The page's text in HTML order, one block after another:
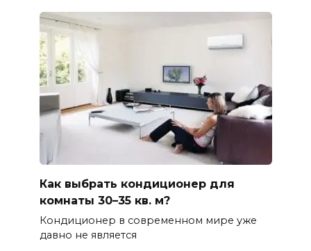
Как выбрать кондиционер для
комнаты 30–35 кв. м?
Кондиционер в современном мире уже
давно не является